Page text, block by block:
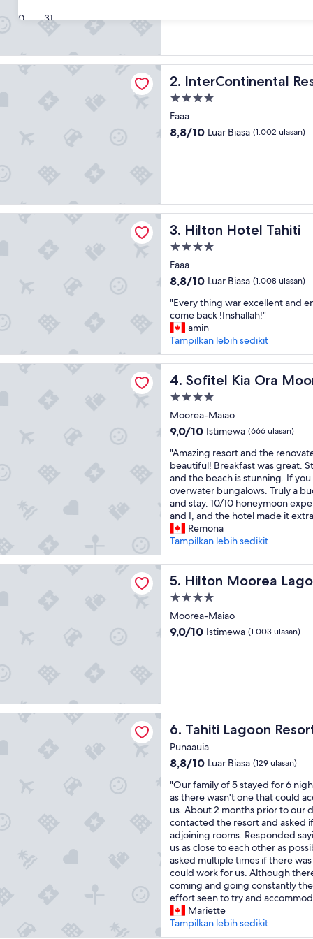
30 31
2. InterContinental
InterContinental Resort
Properti
bintang
4.0
Faaa
8.8
ulasan)
8,8/10 Luar Biasa (1.002 ulasan)
Resort Tahiti by IHG
3. Hilton Hotel Tahiti
Hilton Hotel Tahiti
Properti
bintang
4.0
Faaa
8.8
10,
Luar
Biasa,
(1.008
ulasan)
8,8/10 Luar Biasa (1.008 ulasan)
"
E
v
e
r
y
t
n
g
a
r
e
x
c
e
l
e
n
t
n
d
e
a
g
e
m
e
t
o
o
m
e
b
a
c
k
!
I
n
s
"Every thing war excellent and
come back !Inshallah!"
amin
Tampilkan lebih sedikit
Tahiti
4. Sofitel Kia Ora
Sofitel Kia Ora Moorea
Properti
bintang
4.0
Moorea-Maiao
9.0
10,
Istimewa,
(666
ulasan)
9,0/10 Istimewa (666 ulasan)
"
A
m
a
z
i
n
g
r
e
s
t
a
r
e
n
o
v
a
t
d
r
o
o
m
s
a
r
e
b
e
"Amazing resort and the
beautiful! Breakfast was great.
and the beach is stunning. If
overwater bungalows. Truly a
and stay. 10/10 honeymoon
and I, and the hotel made it
Remona
Tampilkan lebih sedikit
Ora Moorea Beach Resort
5. Hilton Moorea
Hilton Moorea Lagoon
Properti
bintang
4.0
Moorea-Maiao
9.0
9,0/10 Istimewa (1.003 ulasan)
Lagoon Resort and Spa
6. Tahiti Lagoon
Tahiti Lagoon Resort
Punaauia
8.8
10,
Luar
Biasa,
(129
ulasan)
8,8/10 Luar Biasa (129 ulasan)
"
O
u
r
f
a
m
i
l
y
o
f
5
"Our family of 5 stayed for 6
as there wasn't one that could
us. About 2 months prior to our
contacted the resort and asked
adjoining rooms. Responded
us as close to each other as
asked multiple times if there
could work for us. Although
coming and going constantly
effort seen to try and
Mariette
Tampilkan lebih sedikit
Resort